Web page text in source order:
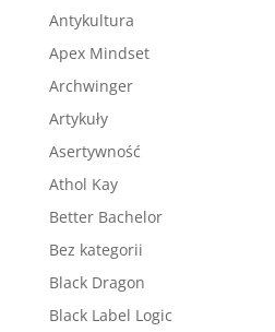
Antykultura
Apex Mindset
Archwinger
Artykuły
Asertywność
Athol Kay
Better Bachelor
Bez kategorii
Black Dragon
Black Label Logic